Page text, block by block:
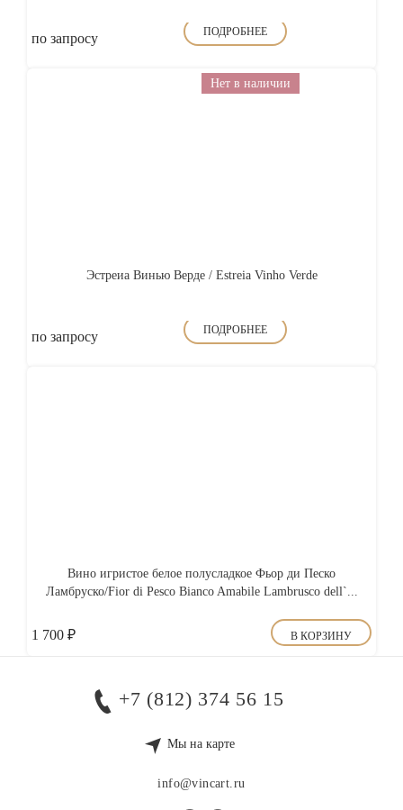
по запросу ПОДРОБНЕЕ
Нет в наличии
Эстреиа Винью Верде / Estreia Vinho Verde
по запросу ПОДРОБНЕЕ
Вино игристое белое полусладкое Фьор ди Песко
Ламбруско/Fior di Pesco Bianco Amabile Lambrusco dell`...
1 700 ₽ В КОРЗИНУ
+7 (812) 374 56 15
Мы на карте
info@vincart.ru